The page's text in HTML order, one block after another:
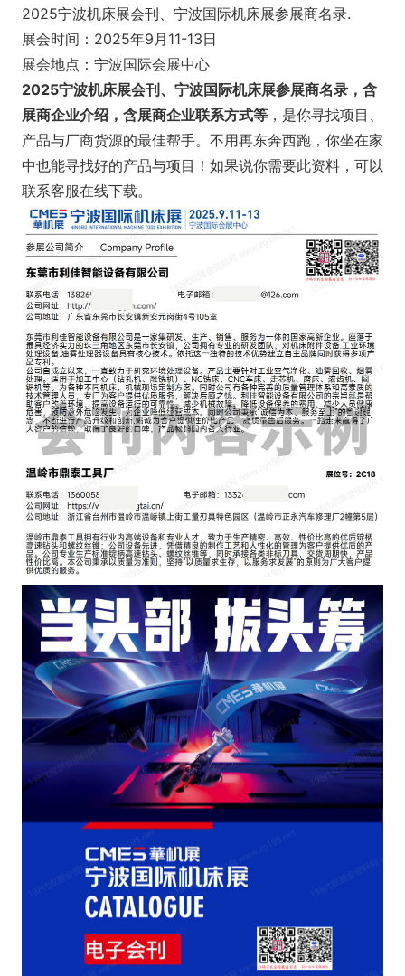
2025宁波机床展会刊、宁波国际机床展参展商名录.
展会时间：2025年9月11-13日
展会地点：宁波国际会展中心
2025宁波机床展会刊、宁波国际机床展参展商名录，含
展商企业介绍，含展商企业联系方式等 ，是你寻找项目、
产品与厂商货源的最佳帮手。不用再东奔西跑，你坐在家
中也能寻找好的产品与项目！如果说你需要此资料，可以
联系客服在线下载。